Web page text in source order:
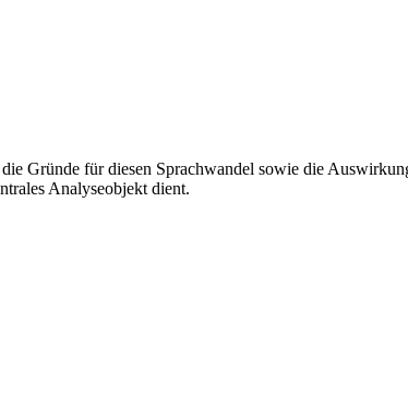
Gründe für diesen Sprachwandel sowie die
Analyseobjekt dient.